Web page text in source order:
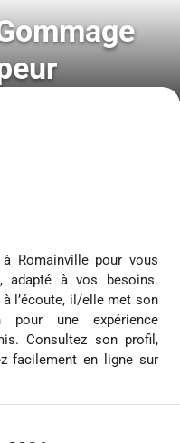
Romainville pour vous
adapté à vos besoins.
l’écoute, il/elle met son
pour une expérience
Consultez son profil,
facilement en ligne sur